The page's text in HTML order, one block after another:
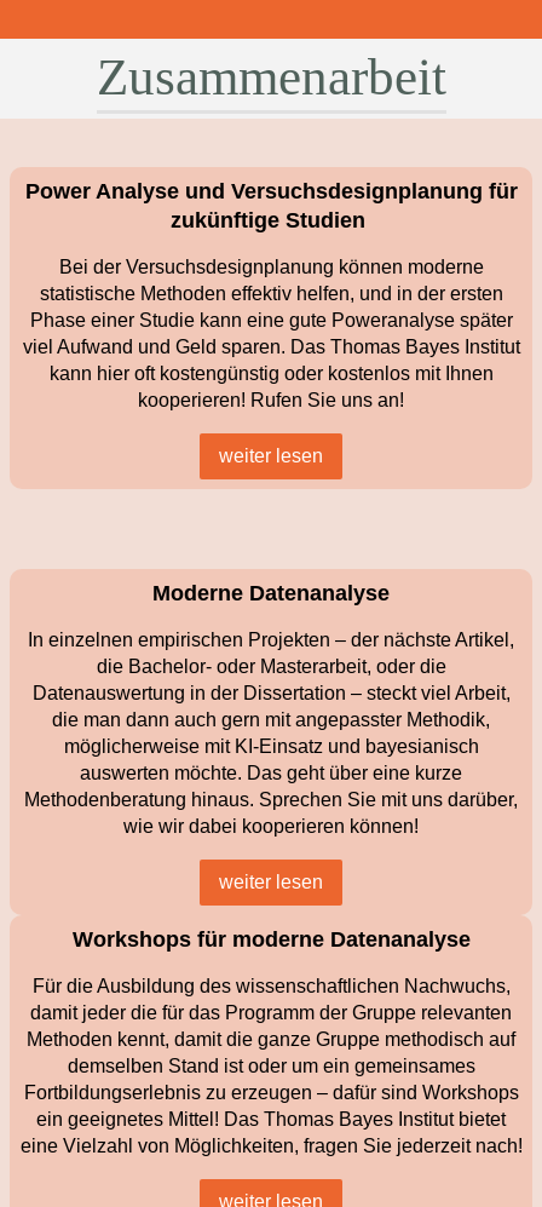
Zusammenarbeit
Power Analyse und Versuchsdesignplanung für
zukünftige Studien
Bei der Versuchsdesignplanung können moderne
statistische Methoden effektiv helfen, und in der ersten
Phase einer Studie kann eine gute Poweranalyse später
viel Aufwand und Geld sparen. Das Thomas Bayes Institut
kann hier oft kostengünstig oder kostenlos mit Ihnen
kooperieren! Rufen Sie uns an!
weiter lesen
Moderne Datenanalyse
In einzelnen empirischen Projekten – der nächste Artikel,
die Bachelor- oder Masterarbeit, oder die
Datenauswertung in der Dissertation – steckt viel Arbeit,
die man dann auch gern mit angepasster Methodik,
möglicherweise mit KI-Einsatz und bayesianisch
auswerten möchte. Das geht über eine kurze
Methodenberatung hinaus. Sprechen Sie mit uns darüber,
wie wir dabei kooperieren können!
weiter lesen
Workshops für moderne Datenanalyse
Für die Ausbildung des wissenschaftlichen Nachwuchs,
damit jeder die für das Programm der Gruppe relevanten
Methoden kennt, damit die ganze Gruppe methodisch auf
demselben Stand ist oder um ein gemeinsames
Fortbildungserlebnis zu erzeugen – dafür sind Workshops
ein geeignetes Mittel! Das Thomas Bayes Institut bietet
eine Vielzahl von Möglichkeiten, fragen Sie jederzeit nach!
weiter lesen